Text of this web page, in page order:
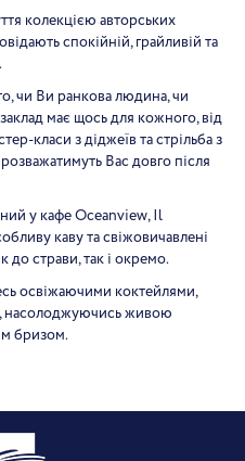
колекцією авторських
спокійній, грайливій та
чи Ви ранкова людина, чи
має щось для кожного, від
класи з діджеїв та стрільба з
Вас довго після
у кафе Oceanview, Il
каву та свіжовичавлені
до страви, так і окремо.
освіжаючими коктейлями,
насолоджуючись живою
бризом.